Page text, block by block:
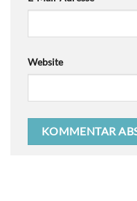
Website